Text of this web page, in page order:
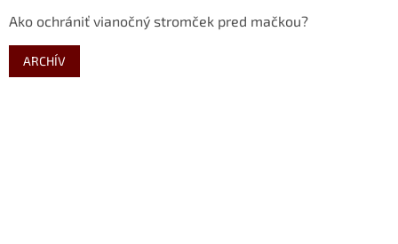
Ako ochrániť vianočný stromček pred mačkou?
ARCHÍV